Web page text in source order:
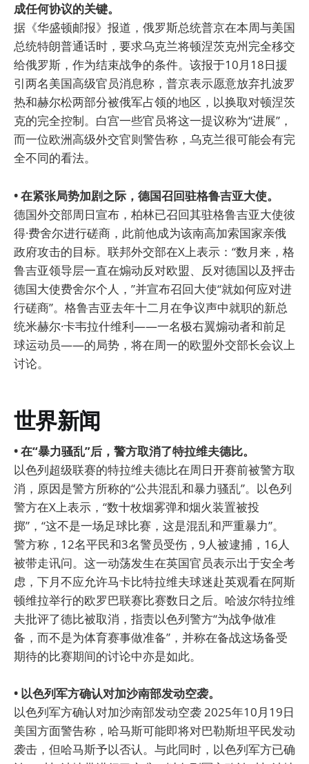
成任何协议的关键。
据《华盛顿邮报》报道，俄罗斯总统普京在本周与美国
总统特朗普通话时，要求乌克兰将顿涅茨克州完全移交
给俄罗斯，作为结束战争的条件。该报于10月18日援
引两名美国高级官员消息称，普京表示愿意放弃扎波罗
热和赫尔松两部分被俄军占领的地区，以换取对顿涅茨
克的完全控制。白宫一些官员将这一提议称为“进展”，
而一位欧洲高级外交官则警告称，乌克兰很可能会有完
全不同的看法。
• 在紧张局势加剧之际，德国召回驻格鲁吉亚大使。
德国外交部周日宣布，柏林已召回其驻格鲁吉亚大使彼
得·费舍尔进行磋商，此前他成为该南高加索国家亲俄
政府攻击的目标。联邦外交部在X上表示：“数月来，格
鲁吉亚领导层一直在煽动反对欧盟、反对德国以及抨击
德国大使费舍尔个人，”并宣布召回大使“就如何应对进
行磋商”。格鲁吉亚去年十二月在争议声中就职的新总
统米赫尔·卡韦拉什维利——一名极右翼煽动者和前足
球运动员——的局势，将在周一的欧盟外交部长会议上
讨论。
世界新闻
• 在“暴力骚乱”后，警方取消了特拉维夫德比。
以色列超级联赛的特拉维夫德比在周日开赛前被警方取
消，原因是警方所称的“公共混乱和暴力骚乱”。以色列
警方在X上表示，“数十枚烟雾弹和烟火装置被投
掷”，“这不是一场足球比赛，这是混乱和严重暴力”。
警方称，12名平民和3名警员受伤，9人被逮捕，16人
被带走讯问。这一动荡发生在英国官员表示出于安全考
虑，下月不应允许马卡比特拉维夫球迷赴英观看在阿斯
顿维拉举行的欧罗巴联赛比赛数日之后。哈波尔特拉维
夫批评了德比被取消，指责以色列警方“为战争做准
备，而不是为体育赛事做准备”，并称在备战这场备受
期待的比赛期间的讨论中亦是如此。
• 以色列军方确认对加沙南部发动空袭。
以色列军方确认对加沙南部发动空袭 2025年10月19日
美国方面警告称，哈马斯可能即将对巴勒斯坦平民发动
袭击，但哈马斯予以否认。与此同时，以色列军方已确